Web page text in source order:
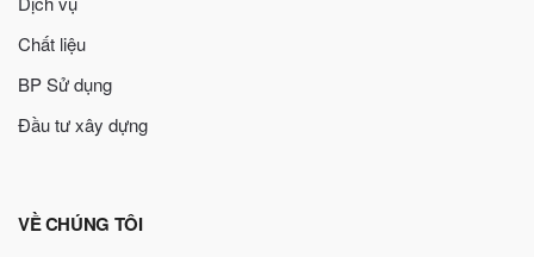
Chất liệu
BP Sử dụng
Đầu tư xây dựng
VỀ CHÚNG TÔI